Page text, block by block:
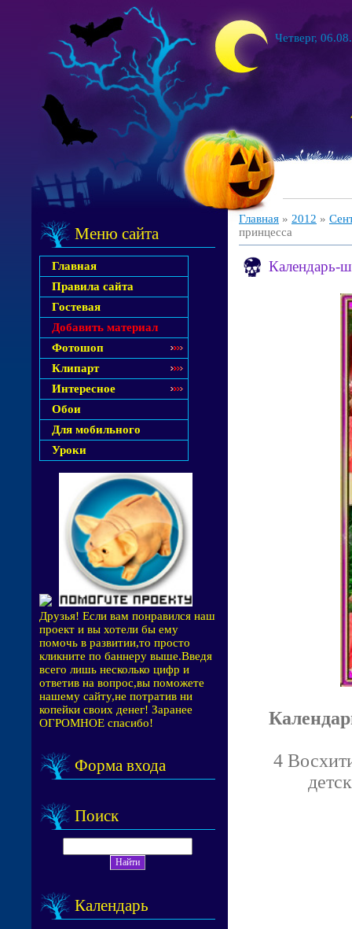
Четверг,
Меню сайта
Главная
Правила сайта
Гостевая
Добавить материал
Фотошоп
Клипарт
Интересное
Обои
Для мобильного
Уроки
Друзья! Если вам понравился наш
проект и вы хотели бы ему
помочь в развитии,то просто
кликните по баннеру выше.Введя
всего лишь несколько цифр и
ответив на вопрос,вы поможете
нашему сайту,не потратив ни
копейки своих денег! Заранее
ОГРОМНОЕ спасибо!
Форма входа
Поиск
Календарь
Главная » 2012 »
принцесса
Календарь-
4